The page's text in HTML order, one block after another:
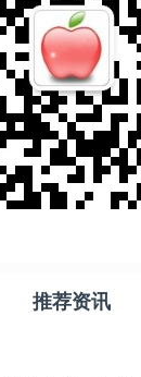
推荐资讯